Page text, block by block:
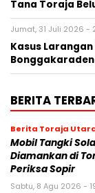
Tana Toraja
Jumat, 31 Juli 2026 -
Kasus Larangan
BERITA
Berita Toraja
Mobil Tangki
Diamankan di
Periksa Sopir
Sabtu, 8 Agu 2026 -